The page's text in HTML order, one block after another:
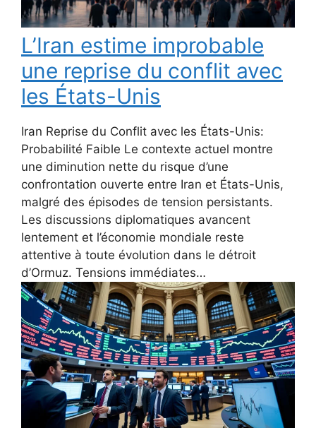
L’Iran estime improbable
une reprise du conflit avec
les États-Unis
Iran Reprise du Conflit avec les États-Unis:
Probabilité Faible Le contexte actuel montre
une diminution nette du risque d’une
confrontation ouverte entre Iran et États-Unis,
malgré des épisodes de tension persistants.
Les discussions diplomatiques avancent
lentement et l’économie mondiale reste
attentive à toute évolution dans le détroit
d’Ormuz. Tensions immédiates…